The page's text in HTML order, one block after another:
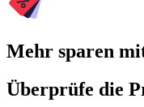
Mehr sparen
Überprüfe die